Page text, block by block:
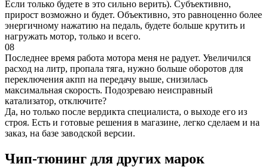
Если только будете в это сильно верить). Субъективно,
прирост возможно и будет. Объективно, это равноценно более
энергичному нажатию на педаль, будете больше крутить и
нагружать мотор, только и всего.
08
Последнее время работа мотора меня не радует. Увеличился
расход на литр, пропала тяга, нужно больше оборотов для
переключения акпп на передачу выше, снизилась
максимальная скорость. Подозреваю неисправный
катализатор, отключите?
Да, но только после вердикта специалиста, о выходе его из
строя. Есть и готовые решения в магазине, легко сделаем и на
заказ, на базе заводской версии.
Чип-тюнинг для других марок